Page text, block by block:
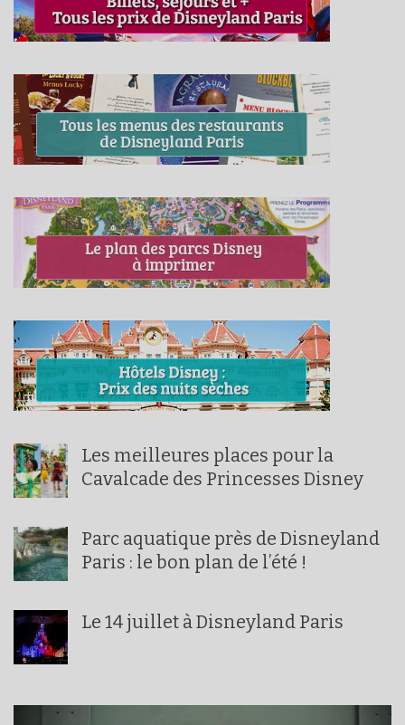
Les meilleures places pour la
Cavalcade des Princesses Disney
Parc aquatique près de Disneyland
Paris : le bon plan de l’été !
Le 14 juillet à Disneyland Paris